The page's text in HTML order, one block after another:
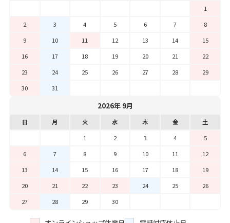
1
2
3 4 5 6 7
8
9
10 11 12 13 14
15
16
17 18 19 20 21
22
23
24 25 26 27 28
29
30
31
2026年 9月
日 月 火 水 木 金
土
1
2 3 4
5
6
7 8 9 10 11
12
13
14 15 16 17 18
19
20
21 22 23 24 25
26
27
28 29 30